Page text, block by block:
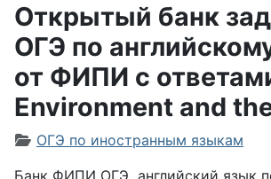
Открытый банк
ОГЭ по
от ФИПИ с
Environment and
Информация о материале
ОГЭ по иностранным языкам
Банк ФИПИ ОГЭ английский язык